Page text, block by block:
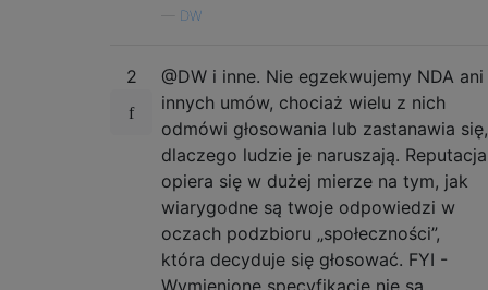
DW
2
@DW i inne. Nie egzekwujemy NDA ani
innych umów, chociaż wielu z nich
odmówi głosowania lub zastanawia się,
dlaczego ludzie je naruszają. Reputacja
opiera się w dużej mierze na tym, jak
wiarygodne są twoje odpowiedzi w
oczach podzbioru „społeczności”,
która decyduje się głosować. FYI -
Wymienione specyfikacje nie są